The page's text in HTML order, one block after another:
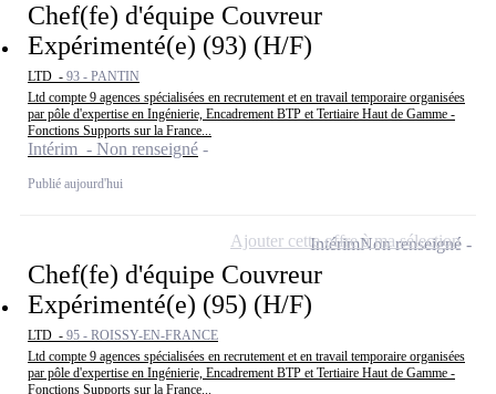
Chef(fe) d'équipe Couvreur
Expérimenté(e) (93) (H/F)
LTD - 93 - PANTIN
Ltd compte 9 agences spécialisées en recrutement et en travail temporaire organisées
par pôle d'expertise en Ingénierie, Encadrement BTP et Tertiaire Haut de Gamme -
Fonctions Supports sur la France...
Intérim - Non renseigné
Publié aujourd'hui
Chef(fe) d'équipe Couvreur
Expérimenté(e) (95) (H/F)
LTD - 95 - ROISSY-EN-FRANCE
Ltd compte 9 agences spécialisées en recrutement et en travail temporaire organisées
par pôle d'expertise en Ingénierie, Encadrement BTP et Tertiaire Haut de Gamme -
Fonctions Supports sur la France...
IntérimNon renseigné
Ajouter cette offre à ma sélection